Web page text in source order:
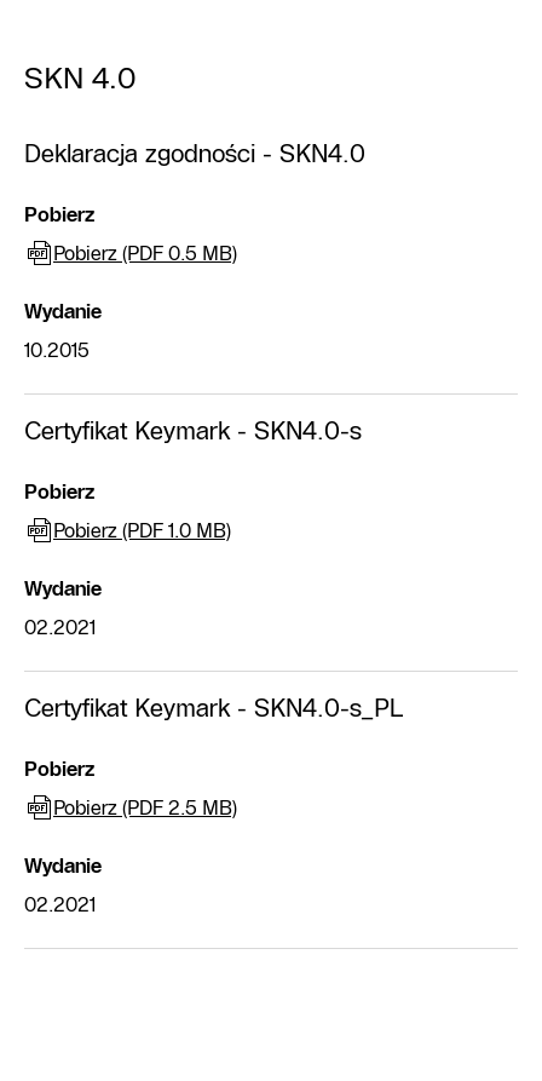
SKN 4.0
Deklaracja zgodności - SKN4.0
Pobierz
Pobierz (PDF 0.5 MB)
Wydanie
10.2015
Certyfikat Keymark - SKN4.0-s
Pobierz
Pobierz (PDF 1.0 MB)
Wydanie
02.2021
Certyfikat Keymark - SKN4.0-s_PL
Pobierz
Pobierz (PDF 2.5 MB)
Wydanie
02.2021